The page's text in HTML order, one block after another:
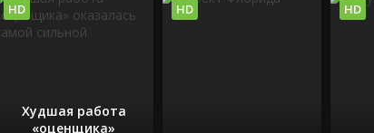
Худшая работа
«оценщика»
HD HD HD